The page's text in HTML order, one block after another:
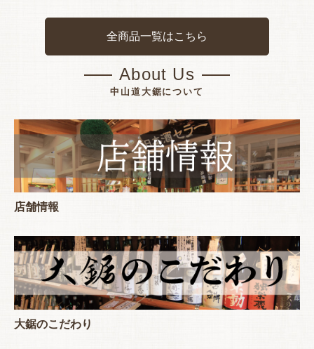
全商品一覧はこちら
About Us
中山道大鋸について
店舗情報
大鋸のこだわり